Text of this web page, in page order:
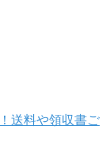
送料や領収書ご